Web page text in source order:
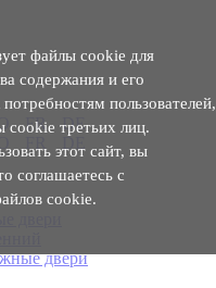
файлы cookie для
содержания и его
пользователей,
cookie третьих лиц.
этот сайт, вы
соглашаетесь с
cookie.
FR DE
двери